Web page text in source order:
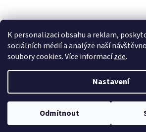
K personalizaci obsahu a reklam,
sociálních médií a analýze naší
soubory cookies. Více informacízde.
Nastavení
Odmítnout
Copyright 2026100pa. Všechna práva